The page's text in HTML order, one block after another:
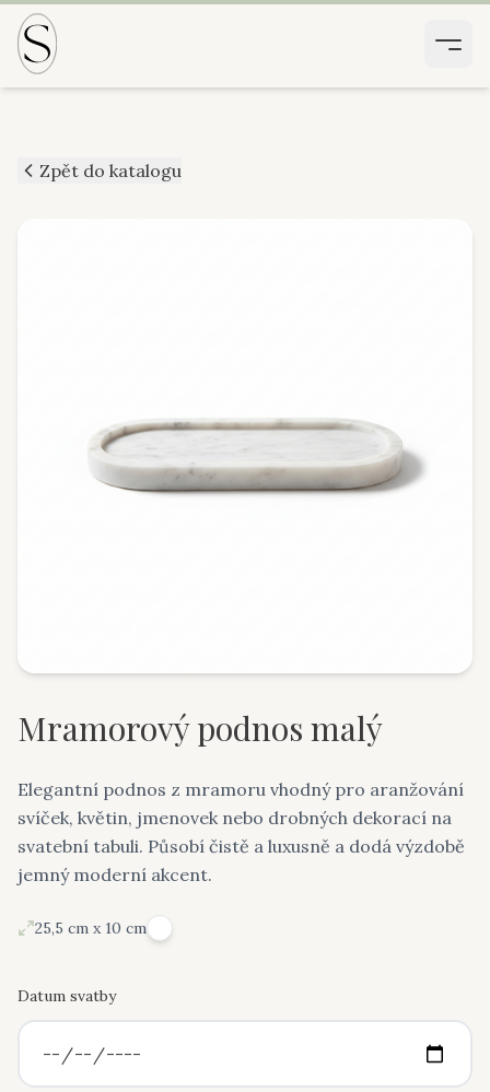
Zpět do katalogu
Mramorový podnos malý
Elegantní podnos z mramoru vhodný pro aranžování
svíček, květin, jmenovek nebo drobných dekorací na
svatební tabuli. Působí čistě a luxusně a dodá výzdobě
jemný moderní akcent.
25,5 cm x 10 cm
Datum svatby